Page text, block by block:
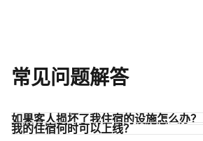
常见问题解答
如果客人损坏了我住宿的设施怎么办？
我的住宿何时可以上线？